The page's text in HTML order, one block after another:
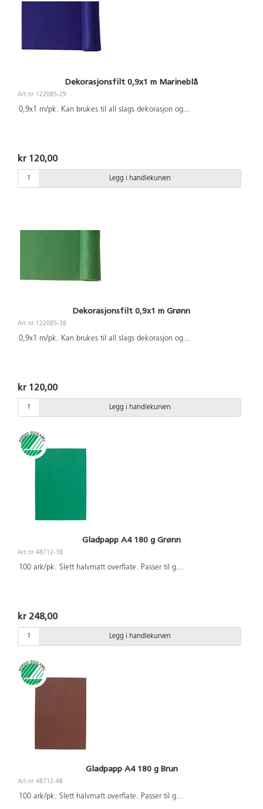
Dekorasjonsfilt 0,9x1 m Marineblå
Art.nr 122085-29
0,9x1 m/pk. Kan brukes til all slags dekorasjon og...
kr 120,00
Legg i handlekurven
Dekorasjonsfilt 0,9x1 m Grønn
Art.nr 122085-38
0,9x1 m/pk. Kan brukes til all slags dekorasjon og...
kr 120,00
Legg i handlekurven
Gladpapp A4 180 g Grønn
Art.nr 48712-38
100 ark/pk. Slett halvmatt overflate. Passer til g...
kr 248,00
Legg i handlekurven
Gladpapp A4 180 g Brun
Art.nr 48712-48
100 ark/pk. Slett halvmatt overflate. Passer til g...